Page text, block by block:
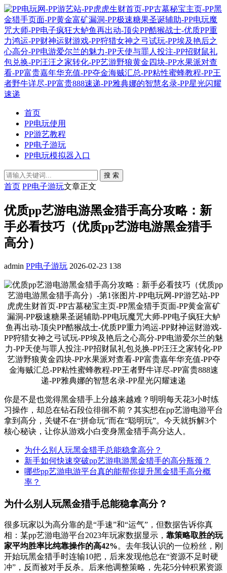
首页
PP电玩使用
PP游艺教程
PP电子游玩
PP电玩模拟器入口
搜 索
首页 PP电子游玩文章正文
优质pp艺游电游黑金猎手高分攻略：新
手必看技巧（优质pp艺游电游黑金猎手
高分）
admin PP电子游玩 2026-02-23 138
你是不是也觉得黑金猎手上分越来越难？明明每天花3小时练
习操作，却总在钻石段位徘徊不前？其实想在pp艺游电游平台
拿到高分，关键不在“拼命玩”而在“聪明玩”。今天就拆解3个
核心秘诀，让你从游戏小白变身黑金猎手高分达人。
为什么别人玩黑金猎手总能稳拿高分？
新手如何快速突破pp艺游电游黑金猎手的高分瓶颈？
哪些pp艺游电游平台真的能帮你提升黑金猎手高分概
率？
为什么别人玩黑金猎手总能稳拿高分？
很多玩家以为高分靠的是“手速”和“运气”，但数据告诉你真
相：某pp艺游电游平台2023年玩家数据显示， 靠策略取胜的玩
家平均胜率比纯靠操作的高42%。去年我认识的一位粉丝，刚
开始玩黑金猎手时连输10把，后来发现他总在“资源不足时硬
冲”，反而被对手反杀。后来他调整策略，先花5分钟积累资源